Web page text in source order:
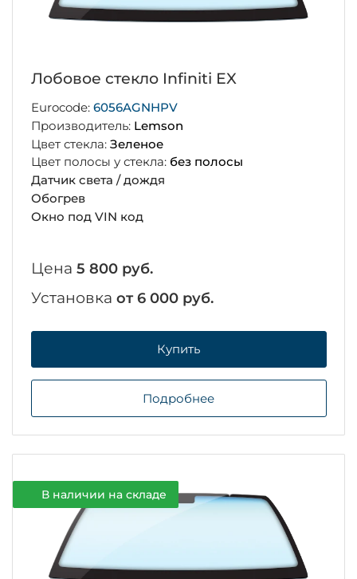
Лобовое стекло Infiniti EX
Eurocode: 6056AGNHPV
Производитель: Lemson
Цвет стекла: Зеленое
Цвет полосы у стекла: без полосы
Датчик света / дождя
Обогрев
Окно под VIN код
Цена 5 800 руб.
Установка от 6 000 руб.
Купить
Подробнее
В наличии на складе